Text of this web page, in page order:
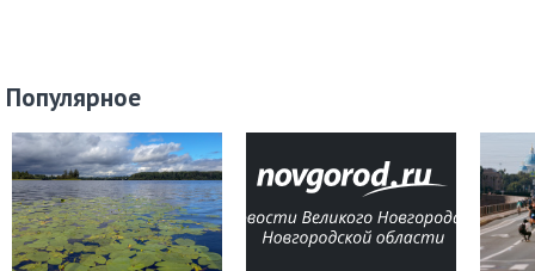
Популярное